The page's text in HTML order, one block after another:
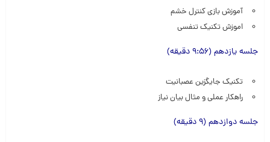
آموزش بازی کنترل خشم
اموزش تکنیک تنفسی
جلسه یازدهم (9:56 دقیقه)
تکنیک جایگزین عصبانیت
راهکار عملی و مثال بیان نیاز
جلسه دوازدهم (9 دقیقه)